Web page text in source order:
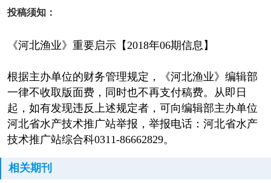
投稿须知：
《河北渔业》重要启示【2018年06期信息】
根据主办单位的财务管理规定，《河北渔业》编辑部
一律不收取版面费，同时也不再支付稿费。从即日
起，如有发现违反上述规定者，可向编辑部主办单位
河北省水产技术推广站举报，举报电话：河北省水产
技术推广站综合科0311-86662829。
相关期刊